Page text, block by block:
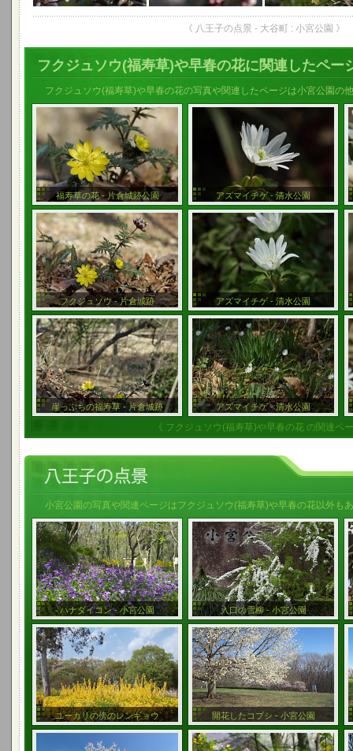
《 八王子の点景 - 大谷町 : 小宮公園 》
フクジュソウ(福寿草)や早春の花に関連したペー
フクジュソウ(福寿草)や早春の花の写真や関連したページは小宮公園の
福寿草の花 - 片倉城跡公園 アズマイチゲ - 清水公園
フクジュソウ - 片倉城跡 アズマイチゲ - 清水公園
崖っぷちの福寿草 - 片倉城跡 アズマイチゲ - 清水公園
《 フクジュソウ(福寿草)や早春の花 の関連ペ
小宮公園の写真や関連ページはフクジュソウ(福寿草)や早春の花以外も
ハナダイコン - 小宮公園 入口の雪柳 - 小宮公園
ユーカリの傍のレンギョウ 開花したコブシ - 小宮公園